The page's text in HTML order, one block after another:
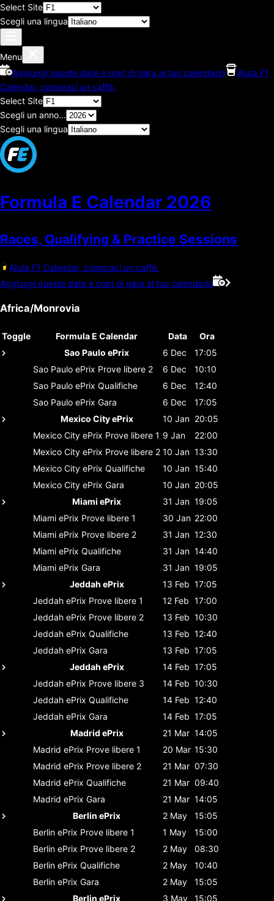
Select Site
Scegli una lingua
Menu
Aggiungi queste date e orari di gara al tuo calendario
Aiuta F1
Calendar, compraci un caffé.
Select Site
Scegli un anno...
Scegli una lingua
Formula E Calendar 2026
Races, Qualifying & Practice Sessions
Aiuta F1 Calendar, compraci un caffé.
Aggiungi queste date e orari di gara al tuo calendario
Africa/Monrovia
Toggle Formula E Calendar Data
Ora
Sao Paulo ePrix
6 Dec
17:05
Sao Paulo ePrix Prove libere 2 6 Dec
10:10
Sao Paulo ePrix Qualifiche 6 Dec
12:40
Sao Paulo ePrix Gara 6 Dec
17:05
Mexico City ePrix
10 Jan 20:05
Mexico City ePrix Prove libere 1 9 Jan
22:00
Mexico City ePrix Prove libere 2 10 Jan 13:30
Mexico City ePrix Qualifiche 10 Jan 15:40
Mexico City ePrix Gara 10 Jan 20:05
Miami ePrix
31 Jan 19:05
Miami ePrix Prove libere 1 30 Jan 22:00
Miami ePrix Prove libere 2 31 Jan 12:30
Miami ePrix Qualifiche 31 Jan 14:40
Miami ePrix Gara 31 Jan 19:05
Jeddah ePrix
13 Feb 17:05
Jeddah ePrix Prove libere 1 12 Feb 17:00
Jeddah ePrix Prove libere 2 13 Feb 10:30
Jeddah ePrix Qualifiche 13 Feb 12:40
Jeddah ePrix Gara 13 Feb 17:05
Jeddah ePrix
14 Feb 17:05
Jeddah ePrix Prove libere 3 14 Feb 10:30
Jeddah ePrix Qualifiche 14 Feb 12:40
Jeddah ePrix Gara 14 Feb 17:05
Madrid ePrix
21 Mar 14:05
Madrid ePrix Prove libere 1 20 Mar 15:30
Madrid ePrix Prove libere 2 21 Mar 07:30
Madrid ePrix Qualifiche 21 Mar 09:40
Madrid ePrix Gara 21 Mar 14:05
Berlin ePrix
2 May
15:05
Berlin ePrix Prove libere 1 1 May
15:00
Berlin ePrix Prove libere 2 2 May
08:30
Berlin ePrix Qualifiche 2 May
10:40
Berlin ePrix Gara 2 May
15:05
Berlin ePrix
3 May
15:05